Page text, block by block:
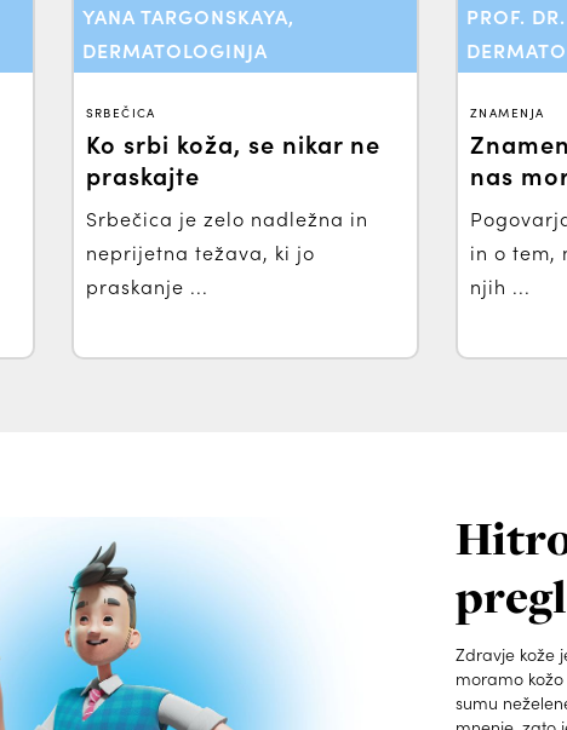
YANA TARGONSKAYA,
DERMATOLOGINJA
SRBEČICA
Ko srbi koža, se nikar ne
praskajte
Srbečica je zelo nadležna in
neprijetna težava, ki jo
praskanje ...
PROF.
ZNAMENJA
nas
in o tem,
njih ...
Zdravje kože
moramo
sumu